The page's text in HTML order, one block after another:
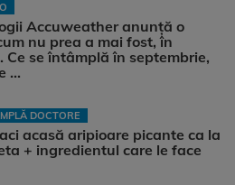
Accuweather anunță o
nu prea a mai fost, în
Ce se întâmplă în septembrie,
...
DOCTORE
acasă aripioare picante ca la
+ ingredientul care le face